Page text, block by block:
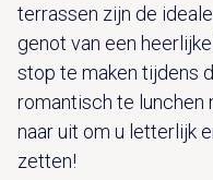
terrassen zijn de
genot van een
stop te maken tijdens
romantisch te lunchen
naar uit om u letterlijk
zetten!